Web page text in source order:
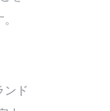
ンド